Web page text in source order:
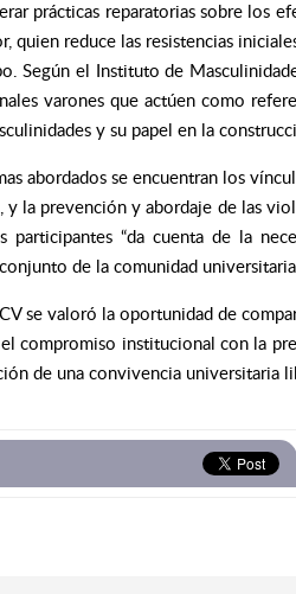
prácticas reparatorias sobre los
quien reduce las resistencias
Según el Instituto de
varones que actúen como
y su papel en la
abordados se encuentran los
y la prevención y abordaje de las
participantes “da cuenta de la
de la comunidad
se valoró la oportunidad de
compromiso institucional con la
de una convivencia universitaria